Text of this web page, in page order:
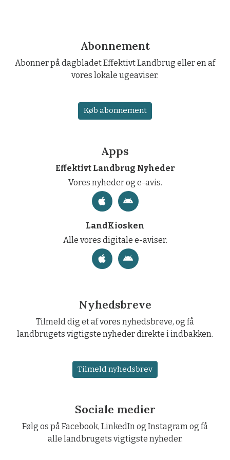
Abonnement
Abonner på dagbladet Effektivt Landbrug eller en af
vores lokale ugeaviser.
Køb abonnement
Apps
Effektivt Landbrug Nyheder
Vores nyheder og e-avis.
LandKiosken
Alle vores digitale e-aviser.
Nyhedsbreve
Tilmeld dig et af vores nyhedsbreve, og få
landbrugets vigtigste nyheder direkte i indbakken.
Tilmeld nyhedsbrev
Sociale medier
Følg os på Facebook, LinkedIn og Instagram og få
alle landbrugets vigtigste nyheder.